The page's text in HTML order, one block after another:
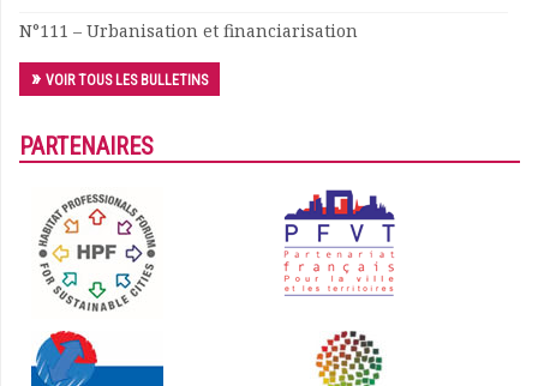
N°111 – Urbanisation et financiarisation
VOIR TOUS LES BULLETINS
PARTENAIRES